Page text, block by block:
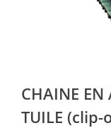
CHAINE EN
TUILE (clip-